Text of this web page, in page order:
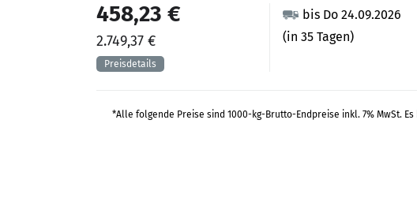
bis Do 24.09.2026
(in 35 Tagen)
458,23 €
2.749,37 €
*Alle folgende Preise sind 1000-kg-Brutto-Endpreise inkl. 7% MwSt.